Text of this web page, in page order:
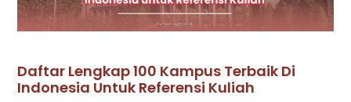
Daftar Lengkap 100 Kampus Terbaik Di
Indonesia Untuk Referensi Kuliah